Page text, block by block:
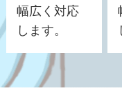
幅広く対応
します。